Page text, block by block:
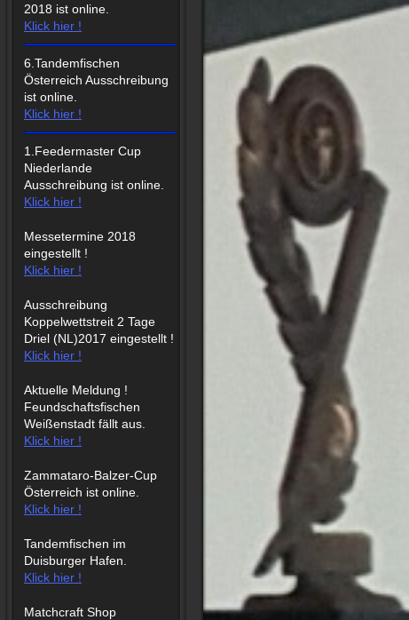
2018 ist online.
Klick hier !
6.Tandemfischen
Österreich Ausschreibung
ist online.
Klick hier !
1.Feedermaster Cup
Niederlande
Ausschreibung ist online.
Klick hier !
Messetermine 2018
eingestellt !
Klick hier !
Ausschreibung
Koppelwettstreit 2 Tage
Driel (NL)2017 eingestellt !
Klick hier !
Aktuelle Meldung !
Feundschaftsfischen
Weißenstadt fällt aus.
Klick hier !
Zammataro-Balzer-Cup
Österreich ist online.
Klick hier !
Tandemfischen im
Duisburger Hafen.
Klick hier !
Matchcraft Shop